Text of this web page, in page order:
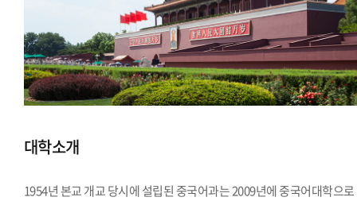
대학소개
1954년 본교 개교 당시에 설립된 중국어과는 2009년에 중국어대학으로